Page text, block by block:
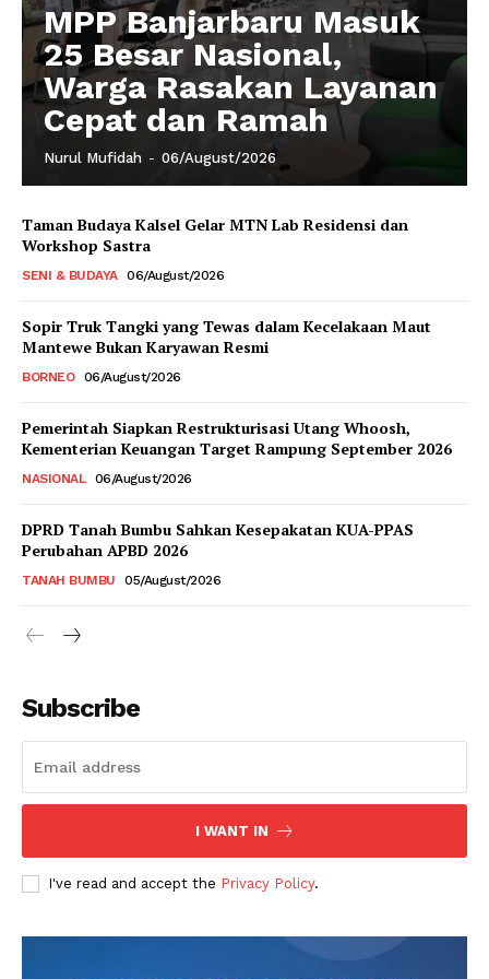
MPP Banjarbaru Masuk
25 Besar Nasional,
Warga Rasakan Layanan
Cepat dan Ramah
Nurul Mufidah - 06/August/2026
Taman Budaya Kalsel Gelar MTN Lab Residensi dan
Workshop Sastra
SENI & BUDAYA 06/August/2026
Sopir Truk Tangki yang Tewas dalam Kecelakaan Maut
Mantewe Bukan Karyawan Resmi
BORNEO 06/August/2026
Pemerintah Siapkan Restrukturisasi Utang Whoosh,
Kementerian Keuangan Target Rampung September 2026
NASIONAL 06/August/2026
DPRD Tanah Bumbu Sahkan Kesepakatan KUA-PPAS
Perubahan APBD 2026
TANAH BUMBU 05/August/2026
Subscribe
I WANT IN
I've read and accept the Privacy Policy.